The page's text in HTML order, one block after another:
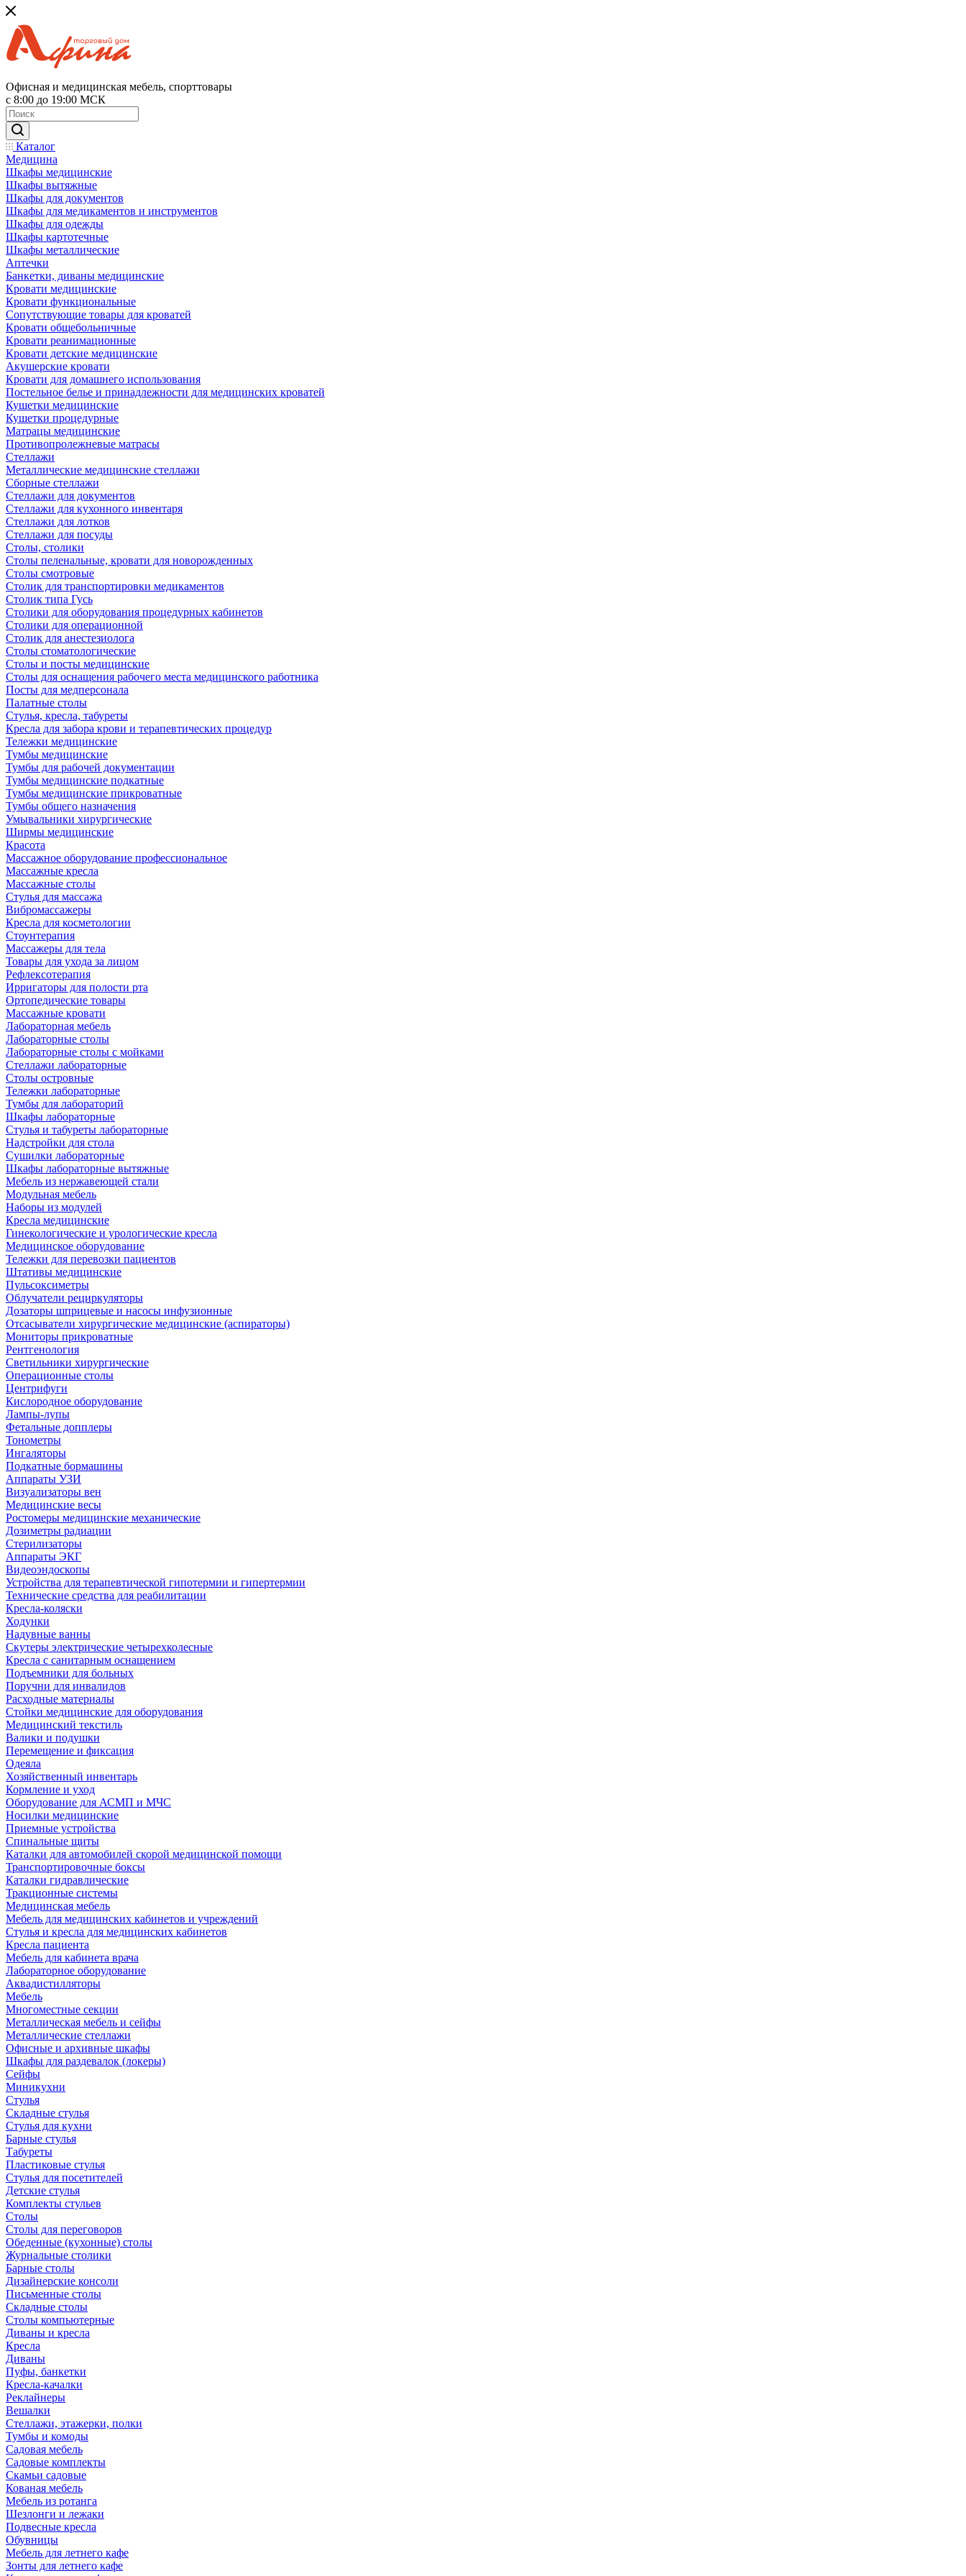
Офисная и медицинская мебель, спорттовары
с 8:00 до 19:00 МСК
Каталог
Медицина
Шкафы медицинские
Шкафы вытяжные
Шкафы для документов
Шкафы для медикаментов и инструментов
Шкафы для одежды
Шкафы картотечные
Шкафы металлические
Аптечки
Банкетки, диваны медицинские
Кровати медицинские
Кровати функциональные
Сопутствующие товары для кроватей
Кровати общебольничные
Кровати реанимационные
Кровати детские медицинские
Акушерские кровати
Кровати для домашнего использования
Постельное белье и принадлежности для медицинских кроватей
Кушетки медицинские
Кушетки процедурные
Матрацы медицинские
Противопролежневые матрасы
Стеллажи
Металлические медицинские стеллажи
Сборные стеллажи
Стеллажи для документов
Стеллажи для кухонного инвентаря
Стеллажи для лотков
Стеллажи для посуды
Столы, столики
Столы пеленальные, кровати для новорожденных
Столы смотровые
Столик для транспортировки медикаментов
Столик типа Гусь
Столики для оборудования процедурных кабинетов
Столики для операционной
Столик для анестезиолога
Столы стоматологические
Столы и посты медицинские
Столы для оснащения рабочего места медицинского работника
Посты для медперсонала
Палатные столы
Стулья, кресла, табуреты
Кресла для забора крови и терапевтических процедур
Тележки медицинские
Тумбы медицинские
Тумбы для рабочей документации
Тумбы медицинские подкатные
Тумбы медицинские прикроватные
Тумбы общего назначения
Умывальники хирургические
Ширмы медицинские
Красота
Массажное оборудование профессиональное
Массажные кресла
Массажные столы
Стулья для массажа
Вибромассажеры
Кресла для косметологии
Стоунтерапия
Массажеры для тела
Товары для ухода за лицом
Рефлексотерапия
Ирригаторы для полости рта
Ортопедические товары
Массажные кровати
Лабораторная мебель
Лабораторные столы
Лабораторные столы с мойками
Стеллажи лабораторные
Столы островные
Тележки лабораторные
Тумбы для лабораторий
Шкафы лабораторные
Стулья и табуреты лабораторные
Надстройки для стола
Сушилки лабораторные
Шкафы лабораторные вытяжные
Мебель из нержавеющей стали
Модульная мебель
Наборы из модулей
Кресла медицинские
Гинекологические и урологические кресла
Медицинское оборудование
Тележки для перевозки пациентов
Штативы медицинские
Пульсоксиметры
Облучатели рециркуляторы
Дозаторы шприцевые и насосы инфузионные
Отсасыватели хирургические медицинские (аспираторы)
Мониторы прикроватные
Рентгенология
Светильники хирургические
Операционные столы
Центрифуги
Кислородное оборудование
Лампы-лупы
Фетальные допплеры
Тонометры
Ингаляторы
Подкатные бормашины
Аппараты УЗИ
Визуализаторы вен
Медицинские весы
Ростомеры медицинские механические
Дозиметры радиации
Стерилизаторы
Аппараты ЭКГ
Видеоэндоскопы
Устройства для терапевтической гипотермии и гипертермии
Технические средства для реабилитации
Кресла-коляски
Ходунки
Надувные ванны
Скутеры электрические четырехколесные
Кресла с санитарным оснащением
Подъемники для больных
Поручни для инвалидов
Расходные материалы
Стойки медицинские для оборудования
Медицинский текстиль
Валики и подушки
Перемещение и фиксация
Одеяла
Хозяйственный инвентарь
Кормление и уход
Оборудование для АСМП и МЧС
Носилки медицинские
Приемные устройства
Спинальные щиты
Каталки для автомобилей скорой медицинской помощи
Транспортировочные боксы
Каталки гидравлические
Тракционные системы
Медицинская мебель
Мебель для медицинских кабинетов и учреждений
Стулья и кресла для медицинских кабинетов
Кресла пациента
Мебель для кабинета врача
Лабораторное оборудование
Аквадистилляторы
Мебель
Многоместные секции
Металлическая мебель и сейфы
Металлические стеллажи
Офисные и архивные шкафы
Шкафы для раздевалок (локеры)
Сейфы
Миникухни
Стулья
Складные стулья
Стулья для кухни
Барные стулья
Табуреты
Пластиковые стулья
Стулья для посетителей
Детские стулья
Комплекты стульев
Столы
Столы для переговоров
Обеденные (кухонные) столы
Журнальные столики
Барные столы
Дизайнерские консоли
Письменные столы
Складные столы
Столы компьютерные
Диваны и кресла
Кресла
Диваны
Пуфы, банкетки
Кресла-качалки
Реклайнеры
Вешалки
Стеллажи, этажерки, полки
Тумбы и комоды
Садовая мебель
Садовые комплекты
Скамьи садовые
Кованая мебель
Мебель из ротанга
Шезлонги и лежаки
Подвесные кресла
Обувницы
Мебель для летнего кафе
Зонты для летнего кафе